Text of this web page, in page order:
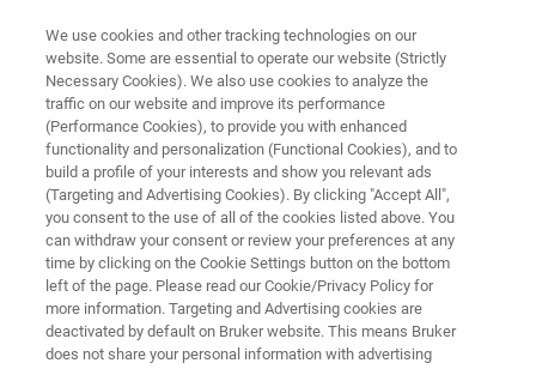
NUCLEAR MAGNETIC RESONANCE (NMR) WEBINAR
布鲁克核磁 & 质谱生物制药专题
网络研讨会
布鲁克核磁共振联合质谱部门将举办生物制药
行业专场网络研讨会。会中，布鲁克的技术专
家们将为您带来核磁共振在制药行业的应用，
We use cookies and other tracking technologies on our
website. Some are essential to operate our website (Strictly
Necessary Cookies). We also use cookies to analyze the
traffic on our website and improve its performance
(Performance Cookies), to provide you with enhanced
functionality and personalization (Functional Cookies), and to
build a profile of your interests and show you relevant ads
(Targeting and Advertising Cookies). By clicking "Accept All",
you consent to the use of all of the cookies listed above. You
can withdraw your consent or review your preferences at any
time by clicking on the Cookie Settings button on the bottom
left of the page. Please read our Cookie/Privacy Policy for
more information. Targeting and Advertising cookies are
deactivated by default on Bruker website. This means Bruker
does not share your personal information with advertising